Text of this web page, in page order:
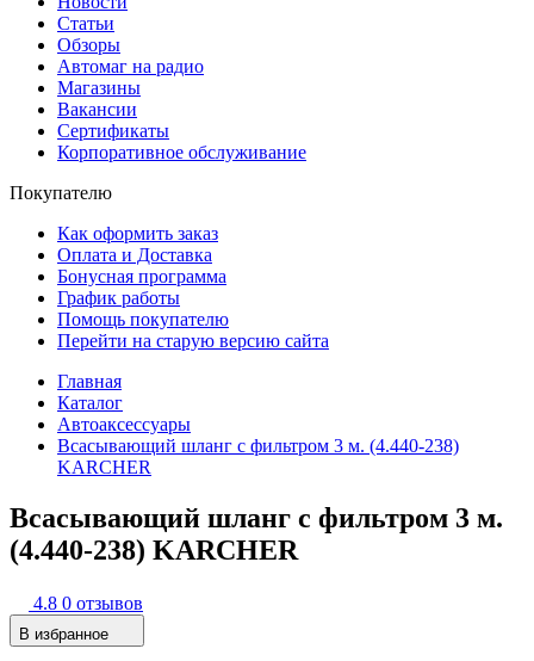
Статьи
Обзоры
Автомаг на радио
Магазины
Вакансии
Сертификаты
Корпоративное обслуживание
Покупателю
Как оформить заказ
Оплата и Доставка
Бонусная программа
График работы
Помощь покупателю
Перейти на старую версию сайта
Главная
Каталог
Автоаксессуары
Всасывающий шланг с фильтром 3 м. (4.440-238)
KARCHER
Всасывающий шланг с фильтром 3 м.
(4.440-238) KARCHER
4.8 0 отзывов
В избранное